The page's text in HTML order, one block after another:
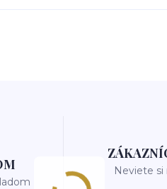
Neviete si